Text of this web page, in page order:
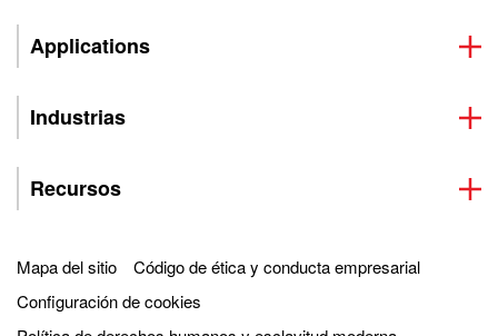
Applications
Industrias
Recursos
Mapa del sitio
Código de ética y conducta empresarial
Configuración de cookies